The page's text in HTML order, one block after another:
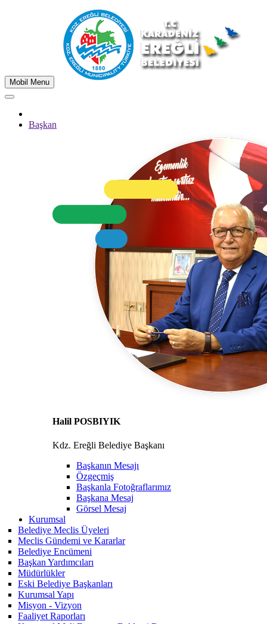
Mobil Menu
Başkan
Halil POSBIYIK
Kdz. Ereğli Belediye Başkanı
Başkanın Mesajı
Özgeçmiş
Başkanla Fotoğraflarımız
Başkana Mesaj
Görsel Mesaj
Kurumsal
Belediye Meclis Üyeleri
Meclis Gündemi ve Kararlar
Belediye Encümeni
Başkan Yardımcıları
Müdürlükler
Eski Belediye Başkanları
Kurumsal Yapı
Misyon - Vizyon
Faaliyet Raporları